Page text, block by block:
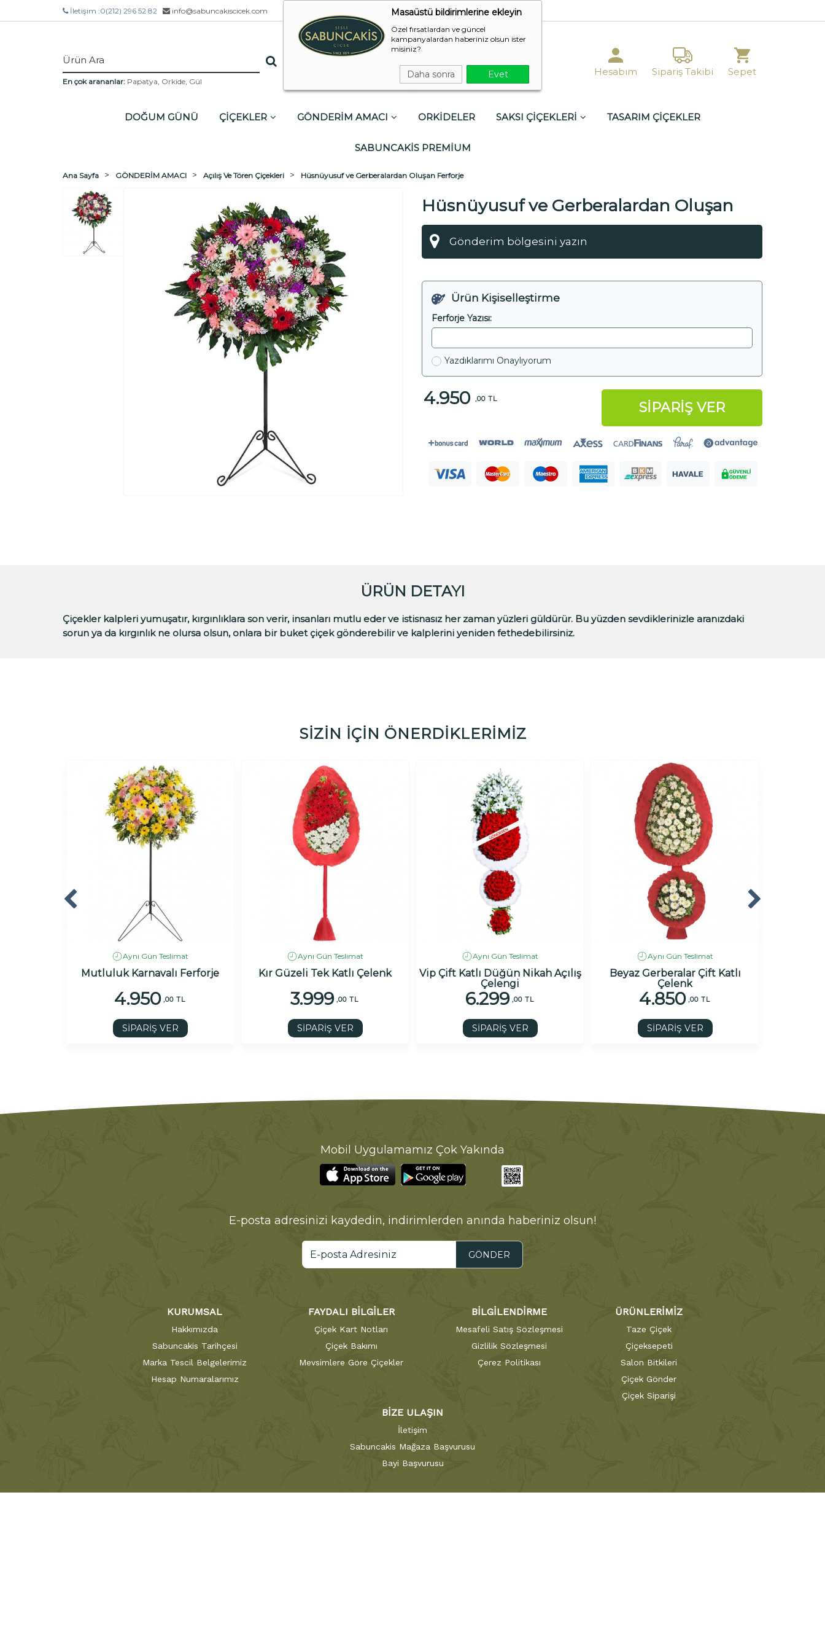
Masaüstü bildirimlerine ekleyin
Özel fırsatlardan ve güncel
kampanyalardan haberiniz olsun ister
misiniz?
Daha sonra Evet
İletişim :0(212) 296 52 82 info@sabuncakiscicek.com
En çok arananlar: Papatya, Orkide, Gül
Hesabım Sipariş Takibi Sepet
DOĞUM GÜNÜ ÇİÇEKLER GÖNDERİM AMACI ORKİDELER SAKSI ÇİÇEKLERİ TASARIM ÇİÇEKLER
SABUNCAKİS PREMİUM
Ana Sayfa GÖNDERİM AMACI Açılış Ve Tören Çiçekleri Hüsnüyusuf ve Gerberalardan Oluşan Ferforje
Hüsnüyusuf ve Gerberalardan Oluşan
Ferforje
Ürün Kişiselleştirme
Ferforje Yazısı:
Yazdıklarımı Onaylıyorum
4.950 ,00 TL
SİPARİŞ VER
ÜRÜN DETAYI
Çiçekler kalpleri yumuşatır, kırgınlıklara son verir, insanları mutlu eder ve istisnasız her zaman yüzleri güldürür. Bu yüzden sevdiklerinizle aranızdaki
sorun ya da kırgınlık ne olursa olsun, onlara bir buket çiçek gönderebilir ve kalplerini yeniden fethedebilirsiniz.
SİZİN İÇİN ÖNERDİKLERİMİZ
Aynı Gün Teslimat
Mutluluk Karnavalı Ferforje
4.950 ,00 TL
SİPARİŞ VER
Aynı Gün Teslimat
Kır Güzeli Tek Katlı Çelenk
3.999 ,00 TL
SİPARİŞ VER
Aynı Gün Teslimat
Vip Çift Katlı Düğün Nikah Açılış
Çelengi
6.299 ,00 TL
SİPARİŞ VER
Aynı Gün Teslimat
Beyaz Gerberalar Çift Katlı
Çelenk
4.850 ,00 TL
SİPARİŞ VER
Mobil Uygulamamız Çok Yakında
E-posta adresinizi kaydedin, indirimlerden anında haberiniz olsun!
GÖNDER
KURUMSAL
Hakkımızda
Sabuncakis Tarihçesi
Marka Tescil Belgelerimiz
Hesap Numaralarımız
FAYDALI BİLGİLER
Çiçek Kart Notları
Çiçek Bakımı
Mevsimlere Göre Çiçekler
BİLGİLENDİRME
Mesafeli Satış Sözleşmesi
Gizlilik Sözleşmesi
Çerez Politikası
ÜRÜNLERİMİZ
Taze Çiçek
Çiçeksepeti
Salon Bitkileri
Çiçek Gönder
Çiçek Siparişi
BİZE ULAŞIN
İletişim
Sabuncakis Mağaza Başvurusu
Bayi Başvurusu